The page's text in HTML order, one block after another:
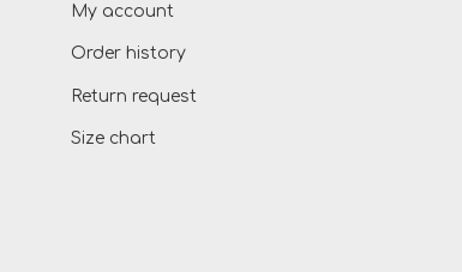
My account
Order history
Return request
Size chart